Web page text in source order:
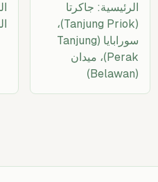
الرئيسية: جاكرتا
(Tanjung Priok)،
سورابايا (Tanjung
Perak)، ميدان
(Belawan)